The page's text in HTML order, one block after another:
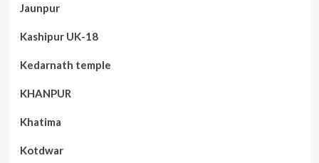
Jaunpur
Kashipur UK-18
Kedarnath temple
KHANPUR
Khatima
Kotdwar